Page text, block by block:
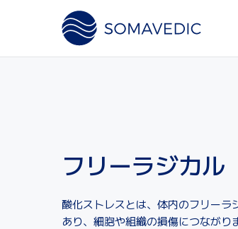
フリーラジカル
酸化ストレスとは、体内のフリー
あり、細胞や組織の損傷につなが